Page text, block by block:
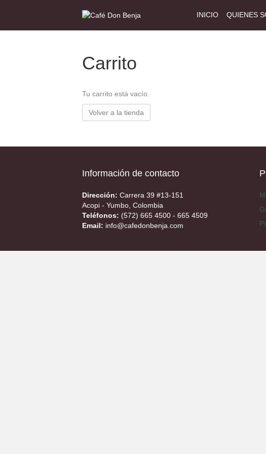
INICIO QUIENES
Carrito
Tu carrito está vacío.
Volver a la tienda
Información de contacto
Dirección: Carrera 39 #13-151
Acopi - Yumbo, Colombia
Teléfonos: (572) 665 4500 - 665 4509
Email: info@cafedonbenja.com